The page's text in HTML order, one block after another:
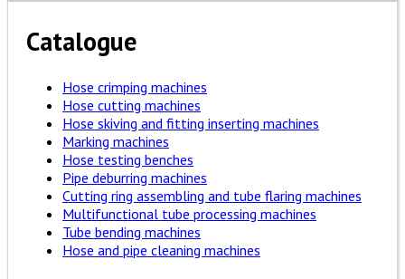
Catalogue
Hose crimping machines
Hose cutting machines
Hose skiving and fitting inserting machines
Marking machines
Hose testing benches
Pipe deburring machines
Cutting ring assembling and tube flaring machines
Multifunctional tube processing machines
Tube bending machines
Hose and pipe cleaning machines